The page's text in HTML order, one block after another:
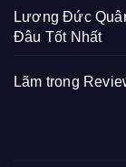
Lương Đức
Đâu Tốt Nhất
Lãm trong